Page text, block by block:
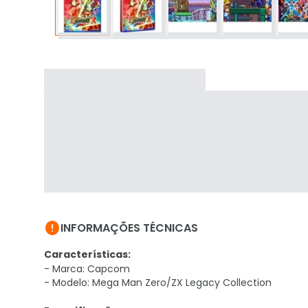
INFORMAÇÕES TÉCNICAS
Características:
- Marca: Capcom
- Modelo: Mega Man Zero/ZX Legacy Collection